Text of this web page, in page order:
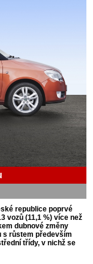
republice poprvé
vozů (11,1 %) více než
dubnové změny
s růstem především
třídy, v nichž se